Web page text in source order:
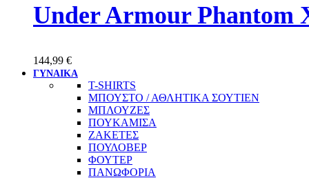
Under Armour Phantom
144,99 €
ΓΥΝΑΙΚΑ
T-SHIRTS
ΜΠΟΥΣΤΟ / ΑΘΛΗΤΙΚΑ ΣΟΥΤΙΕΝ
ΜΠΛΟΥΖΕΣ
ΠΟΥΚΑΜΙΣΑ
ΖΑΚΕΤΕΣ
ΠΟΥΛΟΒΕΡ
ΦΟΥΤΕΡ
ΠΑΝΩΦΟΡΙΑ